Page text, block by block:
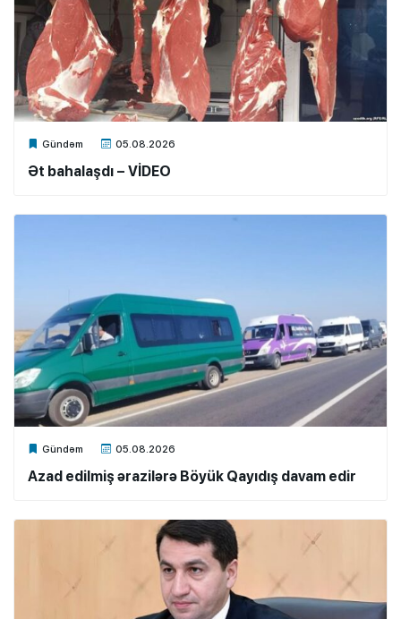
Gündəm 05.08.2026
Xalq.Online
Ət bahalaşdı – VİDEO
Gündəm 05.08.2026
Xalq.Online
Azad edilmiş ərazilərə Böyük Qayıdış davam edir